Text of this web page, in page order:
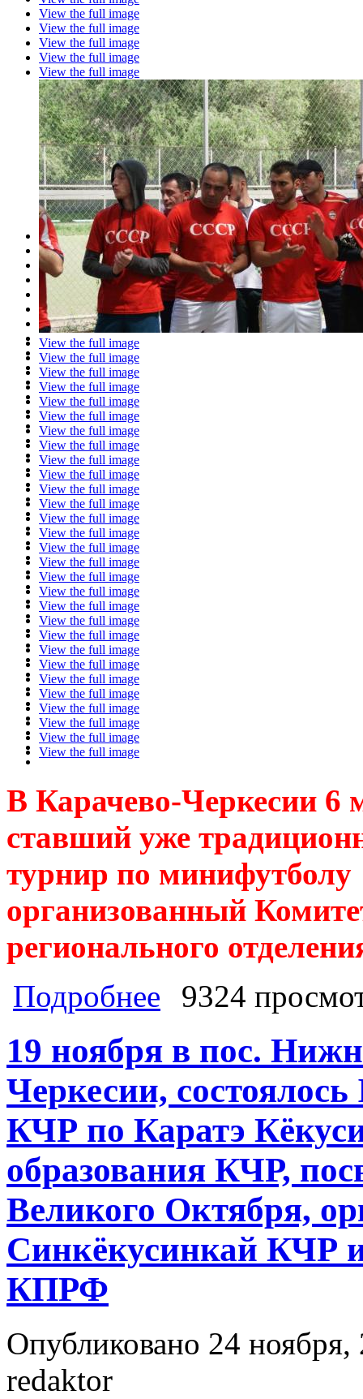
View the full image
View the full image
View the full image
View the full image
View the full image
View the full image
View the full image
View the full image
View the full image
View the full image
View the full image
View the full image
View the full image
View the full image
View the full image
View the full image
View the full image
View the full image
View the full image
View the full image
View the full image
View the full image
View the full image
View the full image
View the full image
View the full image
View the full image
View the full image
View the full image
View the full image
View the full image
View the full image
View the full image
View the full image
В Карачево-Черкесии 6
ставший уже
турнир по
организованный
регионального
Подробнее о В Карачево-Черкесии 6 мая 2018
по минифутболу "Кубок Победы",
9324
19 ноября в пос.
Черкесии,
КЧР по Каратэ
образования КЧР,
Великого Октября,
Синкёкусинкай КЧР
КПРФ
Опубликовано 24 ноября,
redaktor